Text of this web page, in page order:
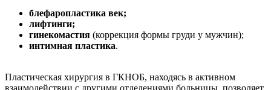
блефаропластика век;
лифтинги;
гинекомастия (коррекция формы груди у мужчин);
интимная пластика.
Пластическая хирургия в ГКНОБ, находясь в активном
взаимодействии с другими отделениями больницы, позволяет